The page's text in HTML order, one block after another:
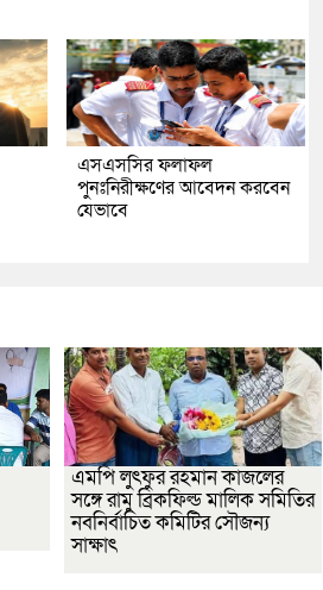
এসএসসির ফলাফল
পুনঃনিরীক্ষণের আবেদন করবেন
যেভাবে
এমপি লুৎফুর রহমান কাজলের
সঙ্গে রামু ব্রিকফিল্ড মালিক সমিতির
নবনির্বাচিত কমিটির সৌজন্য
সাক্ষাৎ